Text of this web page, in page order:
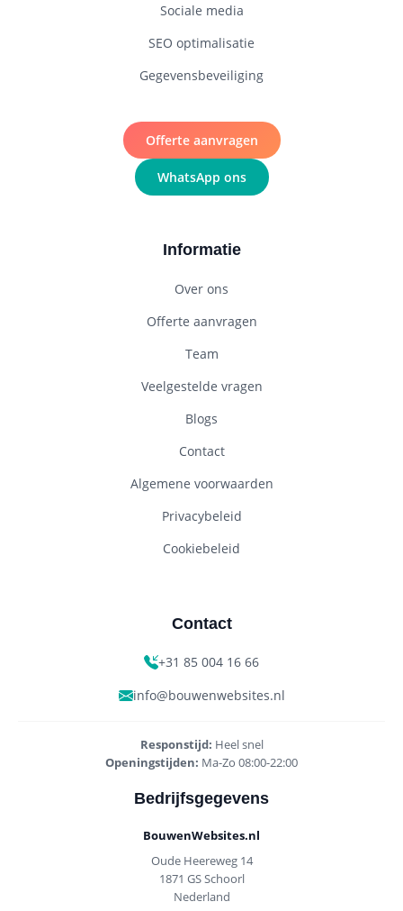
Sociale media
SEO optimalisatie
Gegevensbeveiliging
Offerte aanvragen
WhatsApp ons
Informatie
Over ons
Offerte aanvragen
Team
Veelgestelde vragen
Blogs
Contact
Algemene voorwaarden
Privacybeleid
Cookiebeleid
Contact
+31 85 004 16 66
info@bouwenwebsites.nl
Responstijd: Heel snel
Openingstijden: Ma-Zo 08:00-22:00
Bedrijfsgegevens
BouwenWebsites.nl
Oude Heereweg 14
1871 GS Schoorl
Nederland